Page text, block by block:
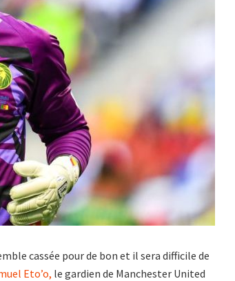
cassée pour de bon et il sera difficile de
Eto’o, le gardien de Manchester United